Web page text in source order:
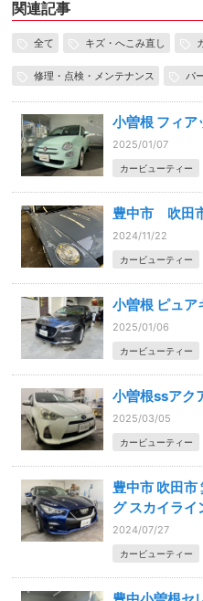
関連記事
全て キズ・へこみ直し
修理・点検・メンテナンス パ
小曽根 フィア
2025/01/07
カービューティー
豊中市 吹田
2024/11/22
カービューティー
小曽根 ピュ
2025/01/06
カービューティー
小曽根ssア
2025/03/05
カービューティー
豊中市 吹田市
グ スカイライ
2024/07/27
カービューティー